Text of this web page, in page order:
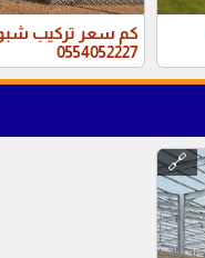
كم سعر تركيب
0554052227
🔗